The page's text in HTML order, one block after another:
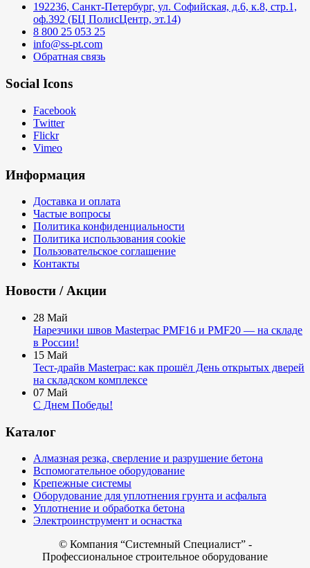
192236, Санкт-Петербург, ул. Софийская, д.6, к.8, стр.1,
оф.392 (БЦ ПолисЦентр, эт.14)
8 800 25 053 25
info@ss-pt.com
Обратная связь
Social Icons
Facebook
Twitter
Flickr
Vimeo
Информация
Доставка и оплата
Частые вопросы
Политика конфиденциальности
Политика использования cookie
Пользовательское соглашение
Контакты
Новости / Акции
28 Май
Нарезчики швов Masterpac PMF16 и PMF20 — на складе
в России!
15 Май
Тест-драйв Masterpac: как прошёл День открытых дверей
на складском комплексе
07 Май
С Днем Победы!
Каталог
Алмазная резка, сверление и разрушение бетона
Вспомогательное оборудование
Крепежные системы
Оборудование для уплотнения грунта и асфальта
Уплотнение и обработка бетона
Электроинструмент и оснастка
© Компания “Системный Специалист” -
Профессиональное строительное оборудование